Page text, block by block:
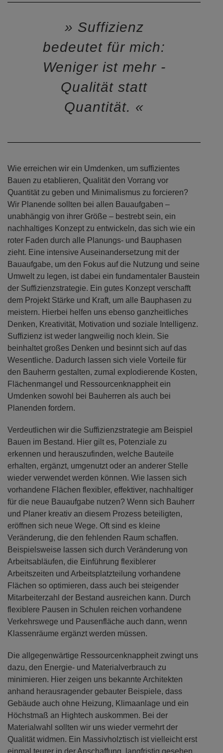
Suffizienz
bedeutet für mich:
Weniger ist mehr -
Qualität statt
Quantität.
Wie erreichen wir ein Umdenken, um suffizientes
Bauen zu etablieren, Qualität den Vorrang vor
Quantität zu geben und Minimalismus zu forcieren?
Wir Planende sollten bei allen Bauaufgaben –
unabhängig von ihrer Größe – bestrebt sein, ein
nachhaltiges Konzept zu entwickeln, das sich wie ein
roter Faden durch alle Planungs- und Bauphasen
zieht. Eine intensive Auseinandersetzung mit der
Bauaufgabe, um den Fokus auf die Nutzung und seine
Umwelt zu legen, ist dabei ein fundamentaler Baustein
der Suffizienzstrategie. Ein gutes Konzept verschafft
dem Projekt Stärke und Kraft, um alle Bauphasen zu
meistern. Hierbei helfen uns ebenso ganzheitliches
Denken, Kreativität, Motivation und soziale Intelligenz.
Suffizienz ist weder langweilig noch klein. Sie
beinhaltet großes Denken und besinnt sich auf das
Wesentliche. Dadurch lassen sich viele Vorteile für
den Bauherrn gestalten, zumal explodierende Kosten,
Flächenmangel und Ressourcenknappheit ein
Umdenken sowohl bei Bauherren als auch bei
Planenden fordern.
Verdeutlichen wir die Suffizienzstrategie am Beispiel
Bauen im Bestand. Hier gilt es, Potenziale zu
erkennen und herauszufinden, welche Bauteile
erhalten, ergänzt, umgenutzt oder an anderer Stelle
wieder verwendet werden können. Wie lassen sich
vorhandene Flächen flexibler, effektiver, nachhaltiger
für die neue Bauaufgabe nutzen? Wenn sich Bauherr
und Planer kreativ an diesem Prozess beteiligten,
eröffnen sich neue Wege. Oft sind es kleine
Veränderung, die den fehlenden Raum schaffen.
Beispielsweise lassen sich durch Veränderung von
Arbeitsabläufen, die Einführung flexiblerer
Arbeitszeiten und Arbeitsplatzteilung vorhandene
Flächen so optimieren, dass auch bei steigender
Mitarbeiterzahl der Bestand ausreichen kann. Durch
flexiblere Pausen in Schulen reichen vorhandene
Verkehrswege und Pausenfläche auch dann, wenn
Klassenräume ergänzt werden müssen.
Die allgegenwärtige Ressourcenknappheit zwingt uns
dazu, den Energie- und Materialverbrauch zu
minimieren. Hier zeigen uns bekannte Architekten
anhand herausragender gebauter Beispiele, dass
Gebäude auch ohne Heizung, Klimaanlage und ein
Höchstmaß an Hightech auskommen. Bei der
Materialwahl sollten wir uns wieder vermehrt der
Qualität widmen. Ein Massivholztisch ist vielleicht erst
einmal teurer in der Anschaffung, langfristig gesehen